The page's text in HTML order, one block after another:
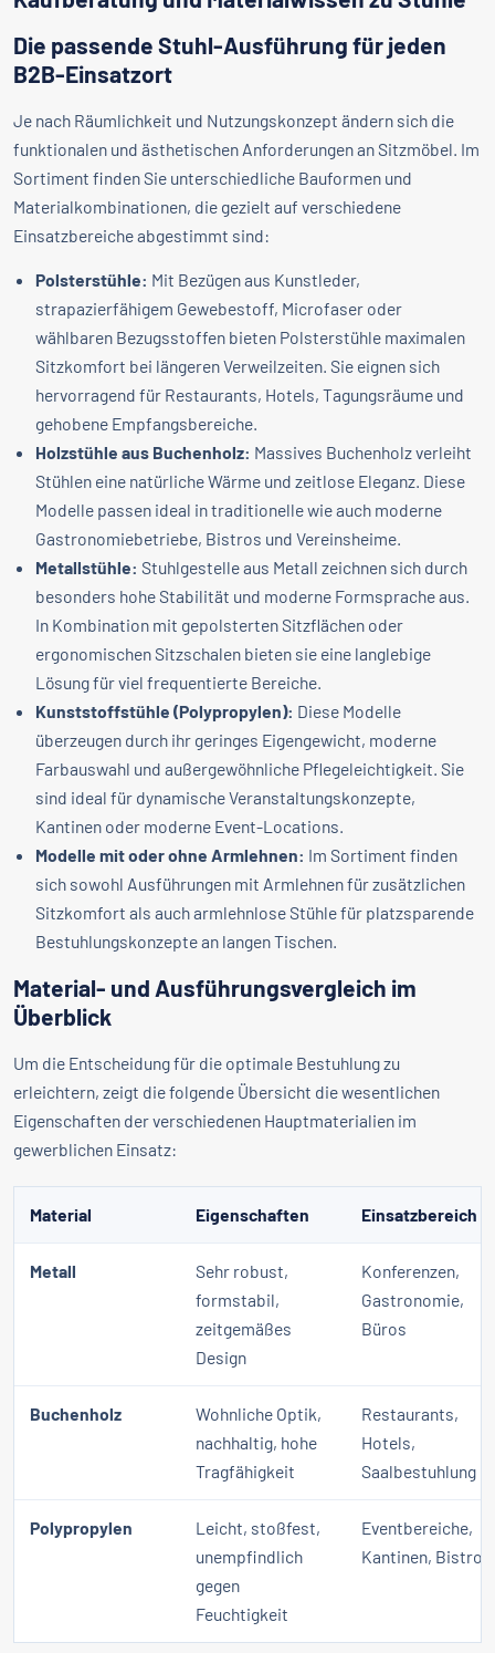
Die passende Stuhl-Ausführung für jeden
B2B-Einsatzort
Je nach Räumlichkeit und Nutzungskonzept ändern sich die
funktionalen und ästhetischen Anforderungen an Sitzmöbel. Im
Sortiment finden Sie unterschiedliche Bauformen und
Materialkombinationen, die gezielt auf verschiedene
Einsatzbereiche abgestimmt sind:
Polsterstühle: Mit Bezügen aus Kunstleder,
strapazierfähigem Gewebestoff, Microfaser oder
wählbaren Bezugsstoffen bieten Polsterstühle maximalen
Sitzkomfort bei längeren Verweilzeiten. Sie eignen sich
hervorragend für Restaurants, Hotels, Tagungsräume und
gehobene Empfangsbereiche.
Holzstühle aus Buchenholz: Massives Buchenholz verleiht
Stühlen eine natürliche Wärme und zeitlose Eleganz. Diese
Modelle passen ideal in traditionelle wie auch moderne
Gastronomiebetriebe, Bistros und Vereinsheime.
Metallstühle: Stuhlgestelle aus Metall zeichnen sich durch
besonders hohe Stabilität und moderne Formsprache aus.
In Kombination mit gepolsterten Sitzflächen oder
ergonomischen Sitzschalen bieten sie eine langlebige
Lösung für viel frequentierte Bereiche.
Kunststoffstühle (Polypropylen): Diese Modelle
überzeugen durch ihr geringes Eigengewicht, moderne
Farbauswahl und außergewöhnliche Pflegeleichtigkeit. Sie
sind ideal für dynamische Veranstaltungskonzepte,
Kantinen oder moderne Event-Locations.
Modelle mit oder ohne Armlehnen: Im Sortiment finden
sich sowohl Ausführungen mit Armlehnen für zusätzlichen
Sitzkomfort als auch armlehnlose Stühle für platzsparende
Bestuhlungskonzepte an langen Tischen.
Material- und Ausführungsvergleich im
Überblick
Um die Entscheidung für die optimale Bestuhlung zu
erleichtern, zeigt die folgende Übersicht die wesentlichen
Eigenschaften der verschiedenen Hauptmaterialien im
gewerblichen Einsatz:
Material Eigenschaften Einsatzbereich
Metall
Sehr robust,
formstabil,
zeitgemäßes
Design
Konferenzen,
Gastronomie,
Büros
Buchenholz
Wohnliche Optik,
nachhaltig, hohe
Tragfähigkeit
Restaurants,
Hotels,
Saalbestuhlung
Polypropylen
Leicht, stoßfest,
unempfindlich
gegen
Feuchtigkeit
Eventbereiche,
Kantinen, Bistros